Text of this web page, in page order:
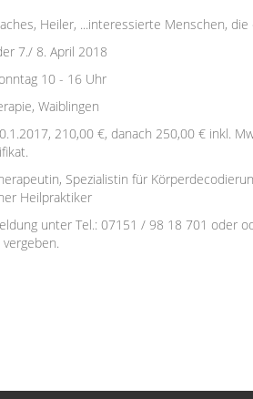
Heiler, ...interessierte Menschen,
7./ 8. April 2018
10 - 16 Uhr
Waiblingen
210,00 €, danach 250,00 € inkl.
Spezialistin für
Heilpraktiker
unter Tel.: 07151 / 98 18 701 oder